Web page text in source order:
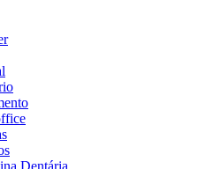
Dentária